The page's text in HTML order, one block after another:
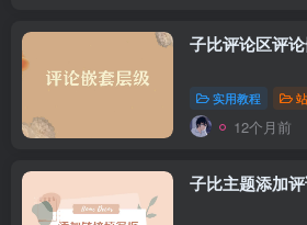
子比评论区评
实用教程
12个月前
子比主题添加